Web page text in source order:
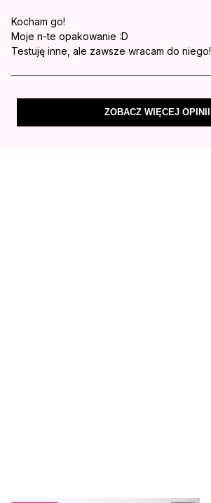
Kocham go!
Moje n-te opakowanie :D
Testuję inne, ale zawsze wracam do niego!
ZOBACZ WIĘCEJ OPINII